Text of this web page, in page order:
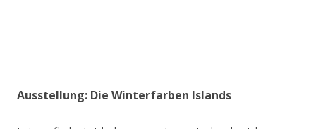
Ausstellung: Die Winterfarben Islands